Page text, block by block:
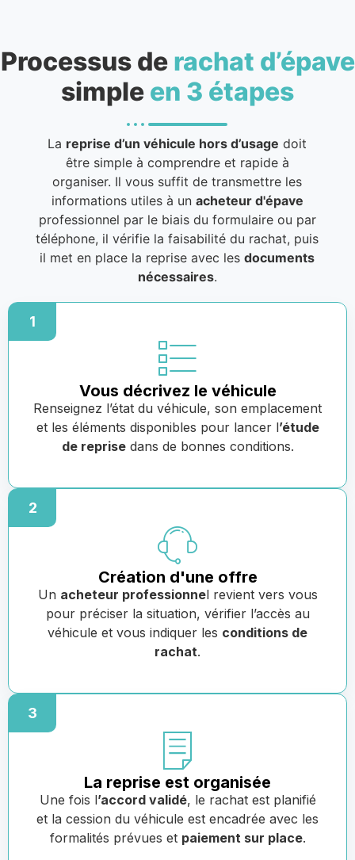
Processus de rachat d’épave
simple en 3 étapes
La reprise d’un véhicule hors d’usage doit
être simple à comprendre et rapide à
organiser. Il vous suffit de transmettre les
informations utiles à un acheteur d'épave
professionnel par le biais du formulaire ou par
téléphone, il vérifie la faisabilité du rachat, puis
il met en place la reprise avec lesdocuments
nécessaires.
1
Vous décrivez le véhicule
Renseignez l’état du véhicule, son emplacement
et les éléments disponibles pour lancer l’étude
de reprisedans de bonnes conditions.
2
Création d'une offre
Un acheteur professionnel revient vers vous
pour préciser la situation, vérifier l’accès au
véhicule et vous indiquer les conditions de
rachat.
3
La reprise est organisée
Une fois l’accord validé, le rachat est planifié
et la cession du véhicule est encadrée avec les
formalités prévues et paiement sur place.